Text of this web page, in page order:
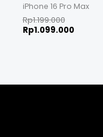
iPhone 16 Pro Max
Rp1.199.000
Rp1.099.000